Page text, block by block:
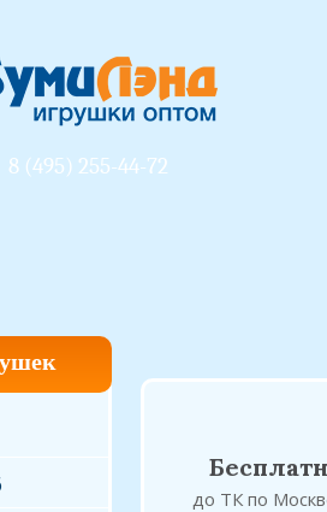
8 (495) 255-44-72
до ТК по